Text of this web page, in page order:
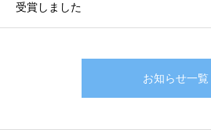
受賞しました
お知らせ一覧